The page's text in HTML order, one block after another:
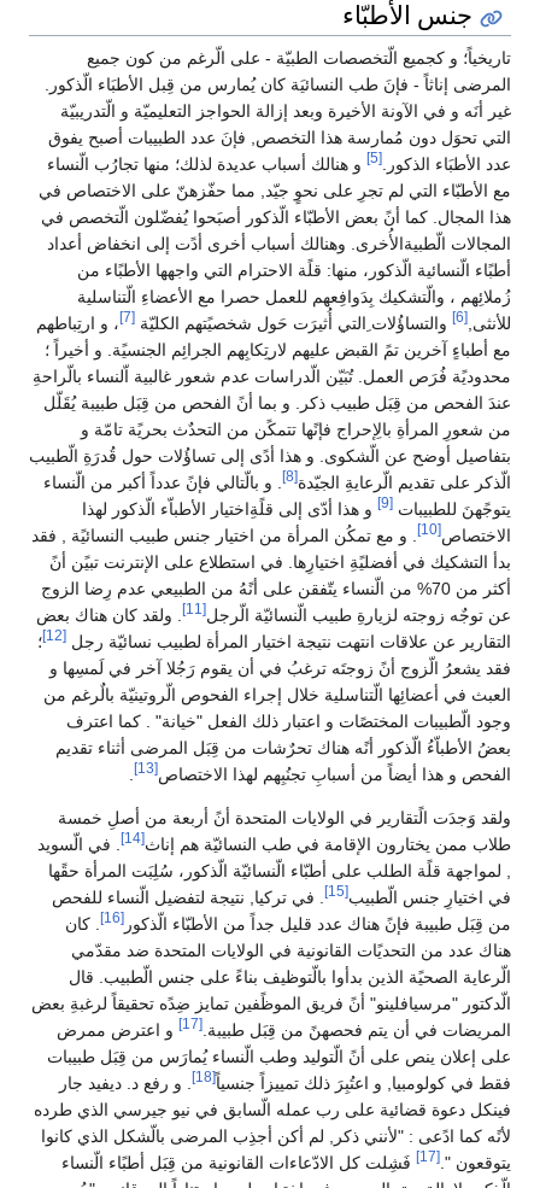
جنس الأطبّاء
تاريخياً؛ و كجميع الّتخصصات الطبيّة - على الّرغم من كون جميع
المرضى إناثاً - فإنَ طب النسائيَة كان يُمارس من قِبل الأطبَاء الّذكور.
غير أنَه و في الآونة الأخيرة وبعد إزالة الحواجز التعليميّة و الّتدريبيّة
التي تحوَل دون مُمارسة هذا التخصص, فإنَ عدد الطبيبات أصبح يفوق
عدد الأطبَاء الذكور.
[5]
و هنالك أسباب عديدة لذلك؛ منها تجارُب الّنساء
مع الأطبّاء التي لم تجرِ على نحوٍ جيّد, مما حفّزهنّ على الاختصاص في
هذا المجال. كما أنً بعض الأطبّاء الّذكور أصبَحوا يُفضّلون الّتخصص في
المجالات الّطبيةالأُخرى. وهنالك أسباب أخرى أدًت إلى انخفاض أعداد
أطبًاء الّنسائية الّذكور، منها: قلًة الاحترام التي واجهها الأطبًاء من
زُملائِهم ، والّتشكيك بِدَوافِعهم للعمل حصرا مع الأعضاءِ الّتناسلية
للأنثى, [6] والتساؤُلات ِالتي أُثيرَت حَول شخصيًتهم الكليّة [7]
، و ارتِباطهم
مع أطباءٍ آخرين تمً القبض عليهم لارتِكابِهم الجرائِم الجنسيًة. و أخيراً ؛
محدوديًة فُرَص العمل. تُبَيّن الّدراسات عدم شعور غالبية اّلنساء بالّراحةِ
عندَ الفحص من قِبَل طبيب ذكر. و بما أنً الفحص من قِبَل طبيبة يُقَلّل
من شعورِ المرأةِ بالِإحراج فإنًها تتمكًن من التحدٌث بحريًة تامّة و
بتفاصيل أوضح عن الّشكوى. و هذا أدًى إلى تساؤُلات حول قُدرَةِ الّطبيب
الّذكر على تقديم الّرعايةِ الجيّدة[8]
. و بالّتالي فإنً عدداً أكبر من الّنساء
يتوجًهنَ للطبيبات [9]
و هذا أدّى إلى قلًةِاختيار الأطباّء الّذكور لهذا
الاختصاص[10]
. و مع تمكُن المرأة من اختيار جنس طبيب النسائيًة , فقد
بدأ التشكيك في أفضليًةِ اختيارِها. في استطلاع على الإنترنت تبيًن أنً
أكثر من 70% من الّنساء يتّفقن على أنًهُ من الطبيعي عدم رِضا الزوج
عن توجٌه زوجته لزيارةِ طبيب الّنسائيّة الّرجل[11]
. ولقد كان هناك بعض
التقارير عن علاقات انتهت نتيجة اختيار المرأة لطبيب نسائيّة رجل [12]
؛
فقد يشعرُ الّزوج أنً زوجتَه ترغبُ في أن يقوم رَجُلا آخر في لَمسِها و
العبث في أعضائِها الّتناسلية خلال إجراء الفحوص الّروتينيّة بالٌرغم من
وجود الّطبيبات المختصًات و اعتبار ذلك الفعل "خيانة" . كما اعترف
بعضُ الأطباّءُ الّذكور أنًه هناك تحرٌشات من قِبَل المرضى أثناء تقديم
الفحص و هذا أيضاً من أسبابِ تجنُبِهم لهذا الاختصاص[13]
ولقد وَجدَت الًتقارير في الولايات المتحدة أنً أربعة من أصلِ خمسة
طلاب ممن يختارون الإقامة في طب النسائيّة هم إناث[14]
. في الّسويد
, لمواجهة قلًة الطلب على أطبّاء الّنسائيّة الّذكور، سُلِبَت المرأة حقًها
في اختيارِ جنس الّطبيب[15]
. في تركيا, نتيجة لتفضيل الّنساء للفحص
من قِبَل طبيبة فإنً هناك عدد قليل جداً من الأطبّاء الّذكور [16]
. كان
هناك عدد من التحديًات القانونية في الولايات المتحدة ضد مقدّمي
الّرعاية الصحيًة الذين بدأوا بالّتوظيف بناءً على جنس الّطبيب. قال
الّدكتور "مرسيافلينو" أنً فريق الموظًفين تمايز ضِدًه تحقيقاً لرغبةِ بعض
المريضات في أن يتم فحصهنً من قِبَل طبيبة. [17]
و اعترض ممرض
على إعلان ينص على أنً الّتوليد وطب الّنساء يُمارَس من قِبَل طبيبات
فقط في كولومبيا, و اعتُبِرَ ذلك تمييزاً جنسياً[18]
. و رفع د. ديفيد جار
فينكل دعوة قضائية على رب عمله الّسابق في نيو جيرسي الذي طرده
لأنًه كما ادًعى : "لأنني ذكر, لم أكن أجذِب المرضى بالّشكل الذي كانوا
يتوقعون ". [17]
فَشِلت كل الادّعاءات القانونية من قِبَل أطبًاء الّنساء